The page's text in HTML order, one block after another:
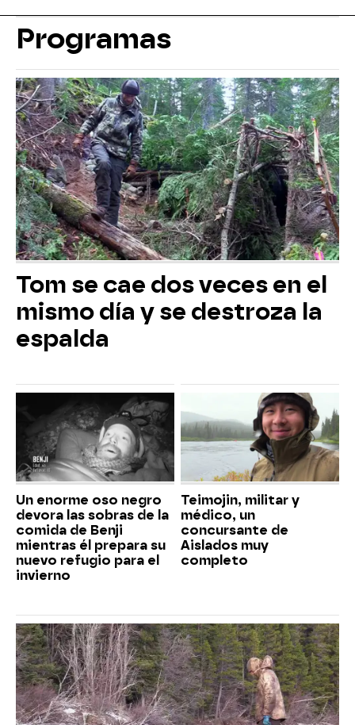
Programas
Tom se cae dos veces en el
mismo día y se destroza la
espalda
Un enorme oso negro
devora las sobras de la
comida de Benji
mientras él prepara su
nuevo refugio para el
invierno
Teimojin, militar y
médico, un
concursante de
Aislados muy
completo